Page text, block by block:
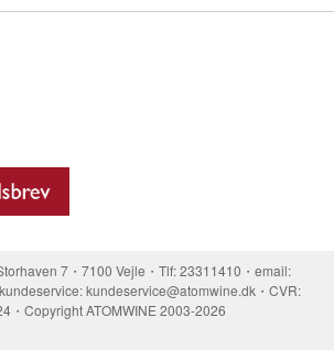
7・7100 Vejle・Tlf: 23311410・email:
kundeservice@atomwine.dk・CVR:
・Copyright ATOMWINE 2003-2026